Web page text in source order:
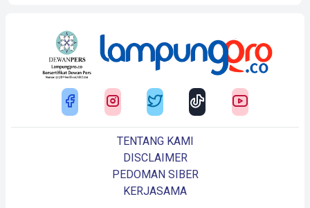
TENTANG KAMI
DISCLAIMER
PEDOMAN SIBER
KERJASAMA